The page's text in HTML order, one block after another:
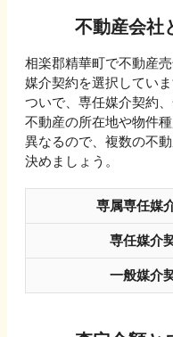
不動産会社
相楽郡精華町で不動産
媒介契約を選択していま
ついで、専任媒介契約
不動産の所在地や物件
異なるので、複数の不
決めましょう。
専属専任媒
専任媒介
一般媒介